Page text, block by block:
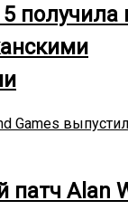
получила
Games
Alan